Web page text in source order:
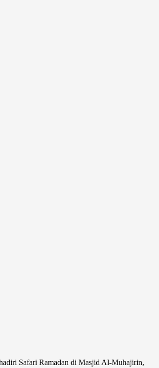
Safari Ramadan di Masjid Al-Muhajirin,